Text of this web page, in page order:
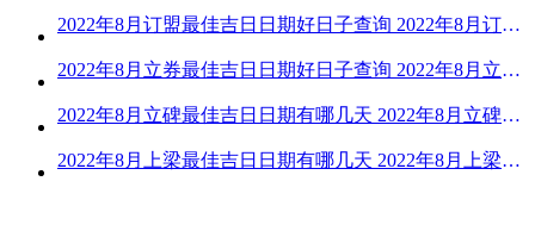
2022年8月订盟最佳吉日日期好日子查询 2022年8月订盟黄道吉日一览
2022年8月立券最佳吉日日期好日子查询 2022年8月立券的黄道吉日一览
2022年8月立碑最佳吉日日期有哪几天 2022年8月立碑吉日查询
2022年8月上梁最佳吉日日期有哪几天 2022年8月上梁的黄道吉日